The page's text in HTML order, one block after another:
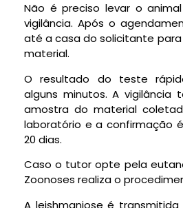
Não é preciso levar o
vigilância. Após o
até a casa do solicitante
material.
O resultado do teste
alguns minutos. A vigilância
amostra do material
laboratório e a confirmação
20 dias.
Caso o tutor opte pela
Zoonoses realiza o
A leishmaniose é